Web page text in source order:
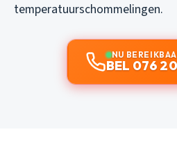
temperatuurschommelingen.
NU
BEL 076